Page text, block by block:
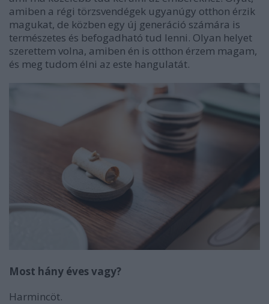
amiben a régi törzsvendégek ugyanúgy otthon érzik
magukat, de közben egy új generáció számára is
természetes és befogadható tud lenni. Olyan helyet
szerettem volna, amiben én is otthon érzem magam,
és meg tudom élni az este hangulatát.
Most hány éves vagy?
Harmincöt.